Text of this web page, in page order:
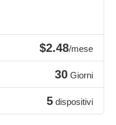
$2.48/mese
30 Giorni
5 dispositivi